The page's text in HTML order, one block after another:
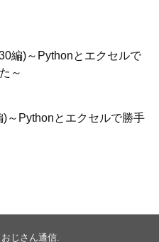
編)～Pythonとエクセルで
～
)～Pythonとエクセルで勝手
おじさん通信.